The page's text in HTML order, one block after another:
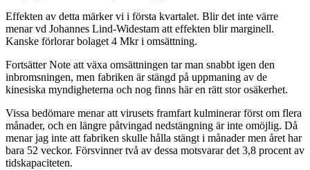
Effekten av detta märker vi i första kvartalet. Blir det inte värre
menar vd Johannes Lind-Widestam att effekten blir marginell.
Kanske förlorar bolaget 4 Mkr i omsättning.
Fortsätter Note att växa omsättningen tar man snabbt igen den
inbromsningen, men fabriken är stängd på uppmaning av de
kinesiska myndigheterna och nog finns här en rätt stor osäkerhet.
Vissa bedömare menar att virusets framfart kulminerar först om flera
månader, och en längre påtvingad nedstängning är inte omöjlig. Då
menar jag inte att fabriken skulle hålla stängt i månader men året har
bara 52 veckor. Försvinner två av dessa motsvarar det 3,8 procent av
tidskapaciteten.